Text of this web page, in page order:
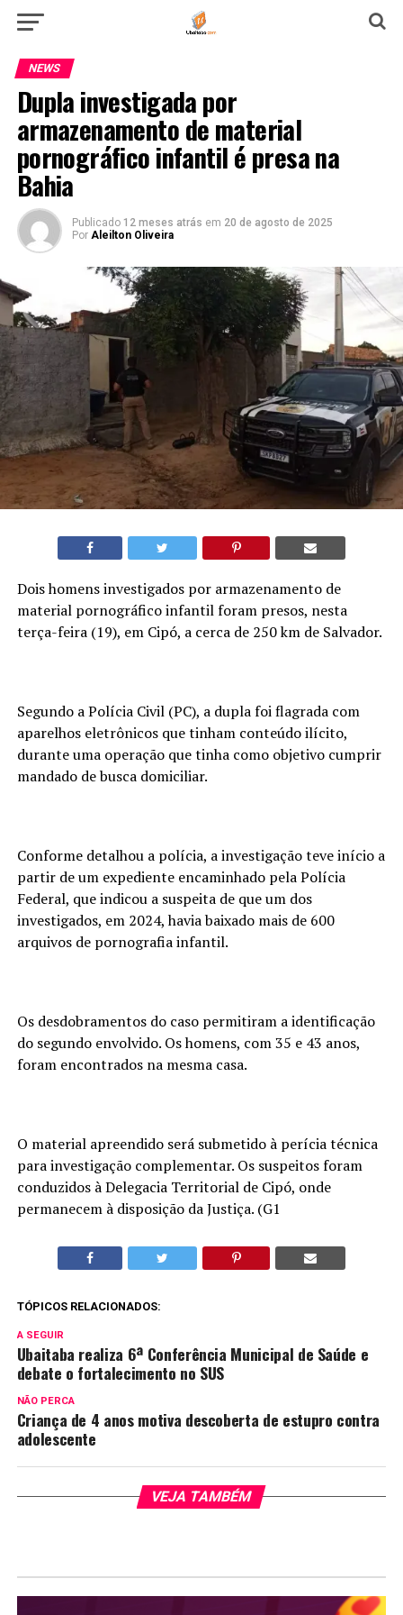
NEWS
Dupla investigada por
armazenamento de material
pornográfico infantil é presa na
Bahia
Publicado 12 meses atrás em 20 de agosto de 2025
Por Aleilton Oliveira
Dois homens investigados por armazenamento de
material pornográfico infantil foram presos, nesta
terça-feira (19), em Cipó, a cerca de 250 km de Salvador.
Segundo a Polícia Civil (PC), a dupla foi flagrada com
aparelhos eletrônicos que tinham conteúdo ilícito,
durante uma operação que tinha como objetivo cumprir
mandado de busca domiciliar.
Conforme detalhou a polícia, a investigação teve início a
partir de um expediente encaminhado pela Polícia
Federal, que indicou a suspeita de que um dos
investigados, em 2024, havia baixado mais de 600
arquivos de pornografia infantil.
Os desdobramentos do caso permitiram a identificação
do segundo envolvido. Os homens, com 35 e 43 anos,
foram encontrados na mesma casa.
O material apreendido será submetido à perícia técnica
para investigação complementar. Os suspeitos foram
conduzidos à Delegacia Territorial de Cipó, onde
permanecem à disposição da Justiça. (G1
TÓPICOS RELACIONADOS:
A SEGUIR
Ubaitaba realiza 6ª Conferência Municipal de Saúde e
debate o fortalecimento no SUS
NÃO PERCA
Criança de 4 anos motiva descoberta de estupro contra
adolescente
VEJA TAMBÉM